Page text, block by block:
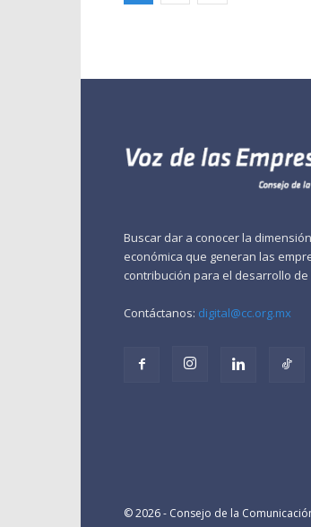
Buscar dar a conocer la
económica que generan las
contribución para el desarrollo de
Contáctanos: digital@cc.org.mx
© 2026 - Consejo de la